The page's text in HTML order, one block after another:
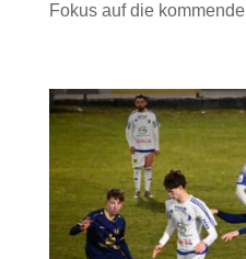
Fokus auf die